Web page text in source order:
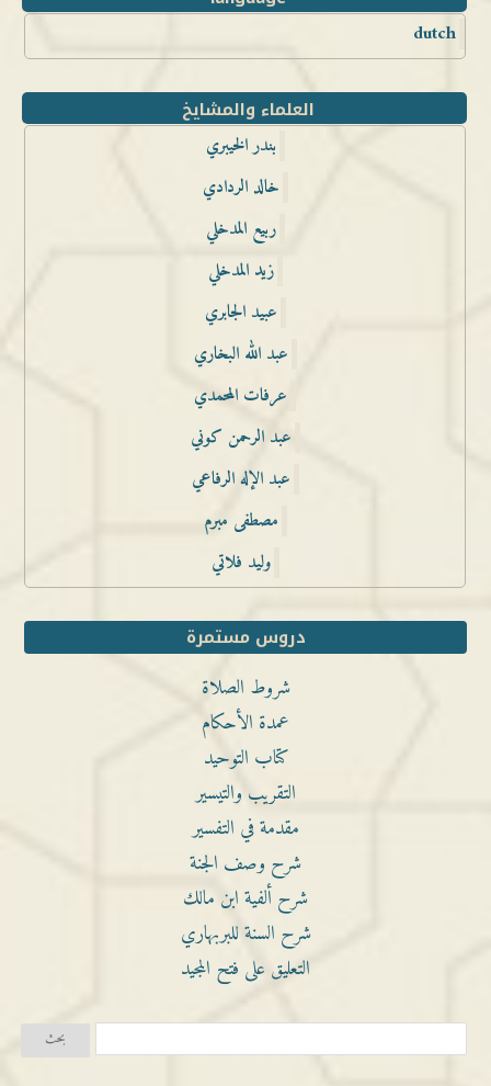
dutch
العلماء والمشايخ
بندر الخيبري
خالد الردادي
ربيع المدخلي
زيد المدخلي
عبيد الجابري
عبد الله البخاري
عرفات المحمدي
عبد الرحمن كوني
عبد الإله الرفاعي
مصطفى مبرم
وليد فلاتي
دروس مستمرة
شروط الصلاة
عمدة الأحكام
كتاب التوحيد
التقريب والتيسير
مقدمة في التفسير
شرح وصف الجنة
شرح ألفية ابن مالك
شرح السنة للبربهاري
التعليق على فتح المجيد